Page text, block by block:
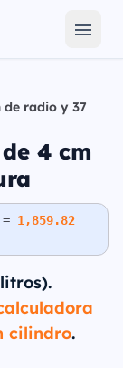
de radio y 37
4 cm
1,859.82
cilindro.